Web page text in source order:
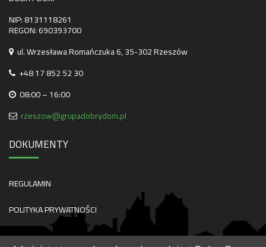
NIP: 8131118261
REGON: 690393700
ul. Wrzesława Romańczuka 6, 35-302 Rzeszów
+48 17 852 52 30
08:00 – 16:00
rzeszow@grupadobrydom.pl
DOKUMENTY
REGULAMIN
POLITYKA PRYWATNOŚCI